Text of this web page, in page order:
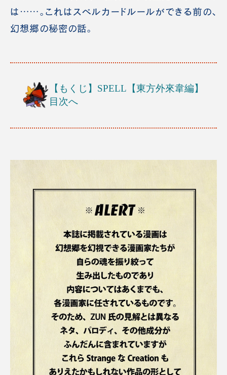
は……。これはスペルカードルールができる前の、
幻想郷の秘密の話。
【もくじ】SPELL【東方外來韋編】
目次へ